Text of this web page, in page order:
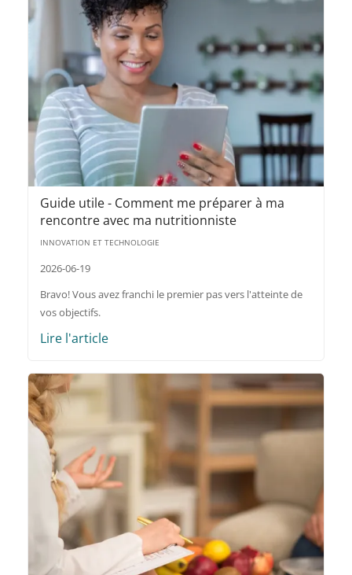
Guide utile - Comment me préparer à ma
rencontre avec ma nutritionniste
INNOVATION ET TECHNOLOGIE
2026-06-19
Bravo! Vous avez franchi le premier pas vers l'atteinte de
vos objectifs.
Lire l'article